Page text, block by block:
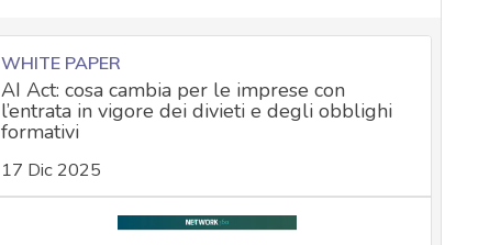
WHITE PAPER
AI Act: cosa cambia per le imprese con
l’entrata in vigore dei divieti e degli obblighi
formativi
17 Dic 2025